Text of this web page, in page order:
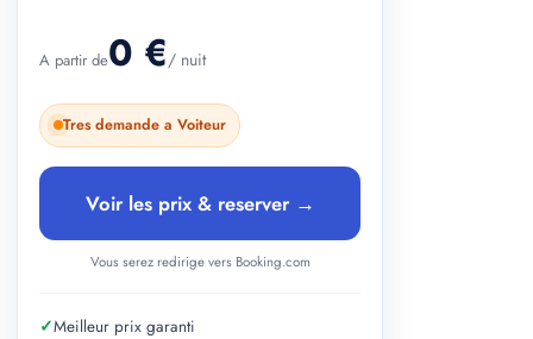
A partir de0 €/ nuit
Tres demande a Voiteur
Voir les prix & reserver →
Vous serez redirige vers Booking.com
✓Meilleur prix garanti